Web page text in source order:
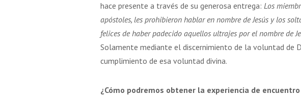
hace presente a través de su generosa entrega: Los
apóstoles, les prohibieron hablar en nombre de Jesús y los
felices de haber padecido aquellos ultrajes por el nombre de
Solamente mediante el discernimiento de la voluntad de
cumplimiento de esa voluntad divina.
¿Cómo podremos obtener la experiencia de